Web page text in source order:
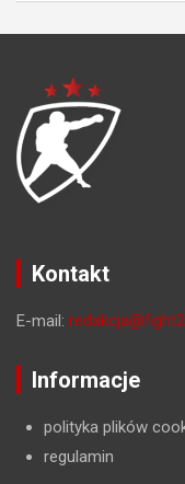
Kontakt
E-mail:
Informacje
polityka plików
regulamin